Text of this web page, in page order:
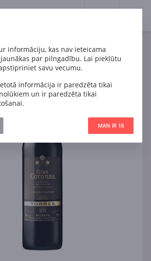
18+
Sarkans Sauss
Spānija
Gran Coronas Penedes DO
informāciju, kas nav ieteicama
par pilngadību. Lai piekļūtu
savu vecumu.
informācija ir paredzēta tikai
un ir paredzēta tikai
MAN IR 18